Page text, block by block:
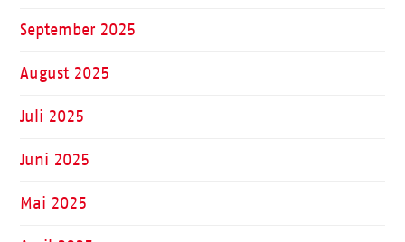
September 2025
August 2025
Juli 2025
Juni 2025
Mai 2025